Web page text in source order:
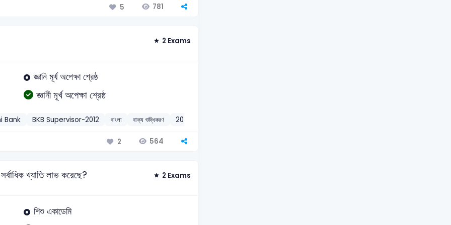
5 781
2 Exams
জ্ঞানি মূর্খ অপেক্ষা শ্রেষ্ঠ
জ্ঞানী মূর্খ অপেক্ষা শ্রেষ্ঠ
Bank BKB Supervisor-2012 বাংলা বাক্য শুদ্ধিকরণ 2025
2 564
খ্যাতি লাভ করেছে? 2 Exams
শিশু একাডেমি